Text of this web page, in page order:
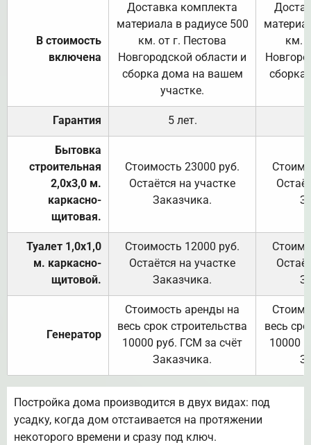
В стоимость
включена
Доставка комплекта
материала в радиусе 500
км. от г. Пестова
Новгородской области и
сборка дома на вашем
участке.
км.
Гарантия 5 лет.
Бытовка
строительная
2,0х3,0 м.
каркасно-
щитовая.
Стоимость 23000 руб.
Остаётся на участке
Заказчика.
Туалет 1,0х1,0
м. каркасно-
щитовой.
Стоимость 12000 руб.
Остаётся на участке
Заказчика.
Генератор
Стоимость аренды на
весь срок строительства
10000 руб. ГСМ за счёт
Заказчика.
весь
10000
Постройка дома производится в двух видах: под
усадку, когда дом отстаивается на протяжении
некоторого времени и сразу под ключ.